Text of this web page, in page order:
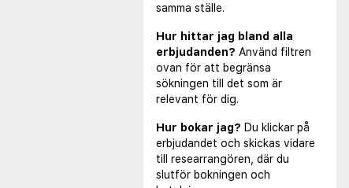
samma ställe.
Hur hittar jag bland alla
erbjudanden? Använd filtren
ovan för att begränsa
sökningen till det som är
relevant för dig.
Hur bokar jag? Du klickar på
erbjudandet och skickas vidare
till researrangören, där du
slutför bokningen och